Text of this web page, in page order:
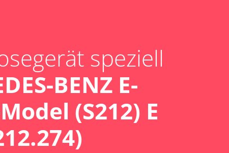
speziell
BENZ E-
(S212) E